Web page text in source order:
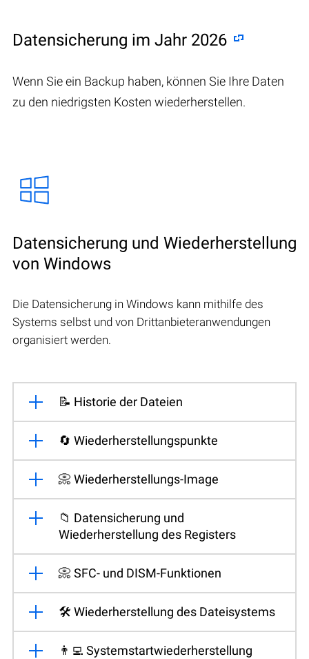
Datensicherung im Jahr 2026
Wenn Sie ein Backup haben, können Sie Ihre Daten
zu den niedrigsten Kosten wiederherstellen.
Datensicherung und Wiederherstellung
von Windows
Die Datensicherung in Windows kann mithilfe des
Systems selbst und von Drittanbieteranwendungen
organisiert werden.
📝 Historie der Dateien
🔄 Wiederherstellungspunkte
📀 Wiederherstellungs-Image
📁 Datensicherung und
Wiederherstellung des Registers
📀 SFC- und DISM-Funktionen
🛠️ Wiederherstellung des Dateisystems
👨‍💻 Systemstartwiederherstellung